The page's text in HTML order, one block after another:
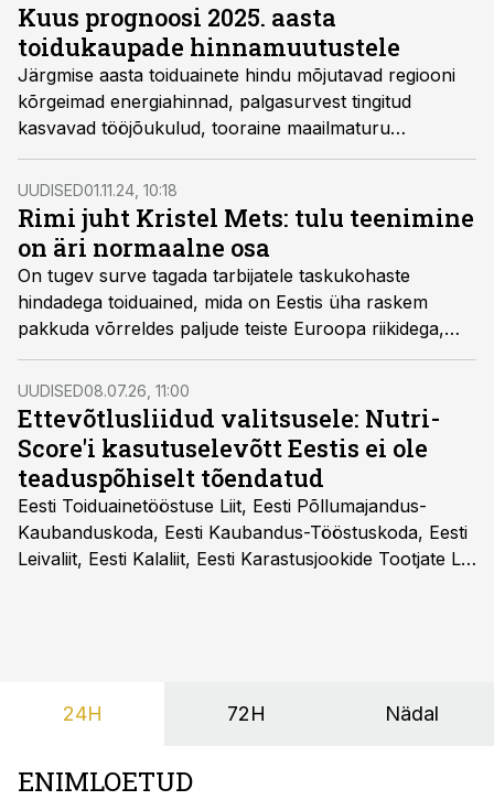
Kuus prognoosi 2025. aasta
toidukaupade hinnamuutustele
Järgmise aasta toiduainete hindu mõjutavad regiooni
kõrgeimad energiahinnad, palgasurvest tingitud
kasvavad tööjõukulud, tooraine maailmaturu
hinnatõusud ning uued maksud ja maksutõusud,
tõdesid toidutööstuste ja kaubanduse esindajad
Toiduliidu korraldatud pressikonverentsil.
UUDISED01.11.24, 10:18
Rimi juht Kristel Mets: tulu teenimine
on äri normaalne osa
On tugev surve tagada tarbijatele taskukohaste
hindadega toiduained, mida on Eestis üha raskem
pakkuda võrreldes paljude teiste Euroopa riikidega,
rääkis Rimi Eesti juht Kristel Mets.
UUDISED08.07.26, 11:00
Ettevõtlusliidud valitsusele: Nutri-
Score'i kasutuselevõtt Eestis ei ole
teaduspõhiselt tõendatud
Eesti Toiduainetööstuse Liit, Eesti Põllumajandus-
Kaubanduskoda, Eesti Kaubandus-Tööstuskoda, Eesti
Leivaliit, Eesti Kalaliit, Eesti Karastusjookide Tootjate Liit
arvestavas lahenduses. Pakendi esikülje märgistuse
eksitamine.
24H 72H Nädal
ENIMLOETUD